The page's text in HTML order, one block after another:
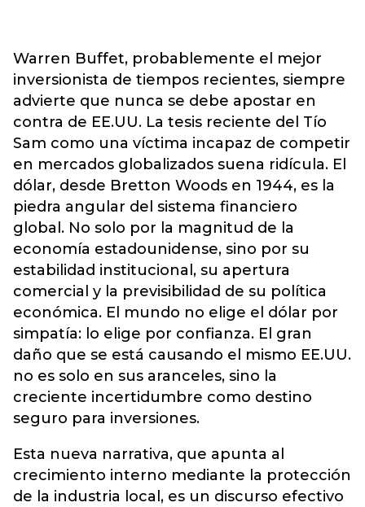
Warren Buffet, probablemente el mejor
inversionista de tiempos recientes, siempre
advierte que nunca se debe apostar en
contra de EE.UU. La tesis reciente del Tío
Sam como una víctima incapaz de competir
en mercados globalizados suena ridícula. El
dólar, desde Bretton Woods en 1944, es la
piedra angular del sistema financiero
global. No solo por la magnitud de la
economía estadounidense, sino por su
estabilidad institucional, su apertura
comercial y la previsibilidad de su política
económica. El mundo no elige el dólar por
simpatía: lo elige por confianza. El gran
daño que se está causando el mismo EE.UU.
no es solo en sus aranceles, sino la
creciente incertidumbre como destino
seguro para inversiones.
Esta nueva narrativa, que apunta al
crecimiento interno mediante la protección
de la industria local, es un discurso efectivo